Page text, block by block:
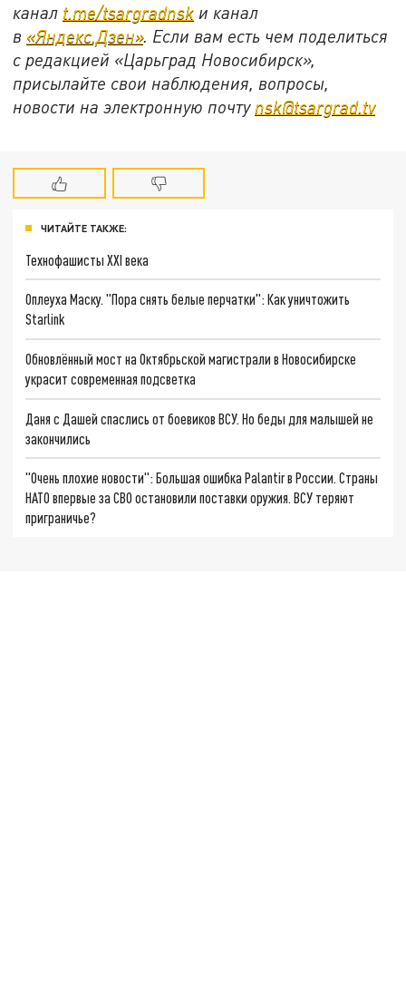
канал t.me/tsargradnsk и канал
в «Яндекс.Дзен». Если вам есть чем поделиться
с редакцией «Царьград Новосибирск»,
присылайте свои наблюдения, вопросы,
новости на электронную почту nsk@tsargrad.tv
ЧИТАЙТЕ ТАКЖЕ:
Технофашисты XXI века
Оплеуха Маску. "Пора снять белые перчатки": Как уничтожить
Starlink
Обновлённый мост на Октябрьской магистрали в Новосибирске
украсит современная подсветка
Даня с Дашей спаслись от боевиков ВСУ. Но беды для малышей не
закончились
"Очень плохие новости": Большая ошибка Palantir в России. Страны
НАТО впервые за СВО остановили поставки оружия. ВСУ теряют
приграничье?